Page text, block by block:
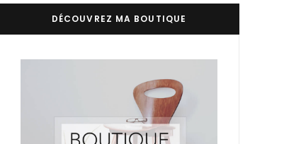
DÉCOUVREZ MA BOUTIQUE